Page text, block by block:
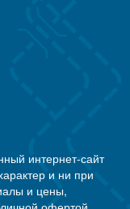
интернет-сайт
и ни при
и цены,